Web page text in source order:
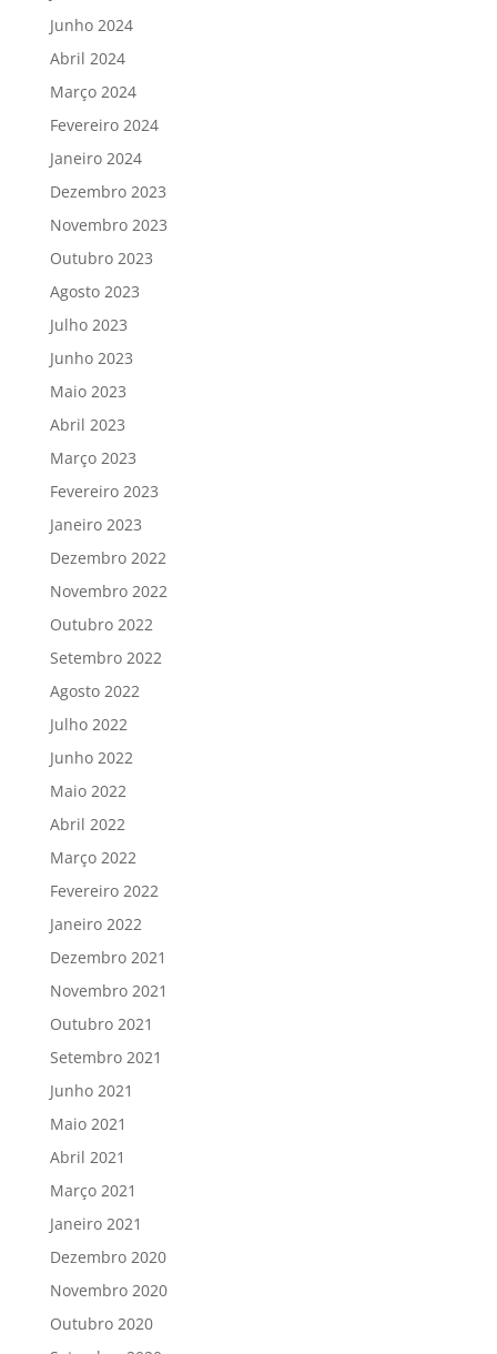
Junho 2024
Abril 2024
Março 2024
Fevereiro 2024
Janeiro 2024
Dezembro 2023
Novembro 2023
Outubro 2023
Agosto 2023
Julho 2023
Junho 2023
Maio 2023
Abril 2023
Março 2023
Fevereiro 2023
Janeiro 2023
Dezembro 2022
Novembro 2022
Outubro 2022
Setembro 2022
Agosto 2022
Julho 2022
Junho 2022
Maio 2022
Abril 2022
Março 2022
Fevereiro 2022
Janeiro 2022
Dezembro 2021
Novembro 2021
Outubro 2021
Setembro 2021
Junho 2021
Maio 2021
Abril 2021
Março 2021
Janeiro 2021
Dezembro 2020
Novembro 2020
Outubro 2020